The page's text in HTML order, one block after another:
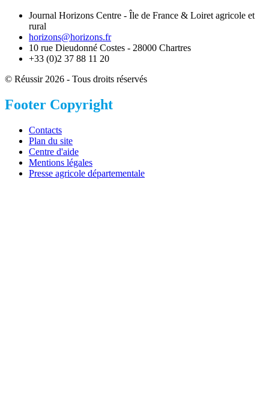
Journal Horizons Centre - Île de France & Loiret agricole et
rural
horizons@horizons.fr
10 rue Dieudonné Costes - 28000 Chartres
+33 (0)2 37 88 11 20
© Réussir 2026 - Tous droits réservés
Footer Copyright
Contacts
Plan du site
Centre d'aide
Mentions légales
Presse agricole départementale